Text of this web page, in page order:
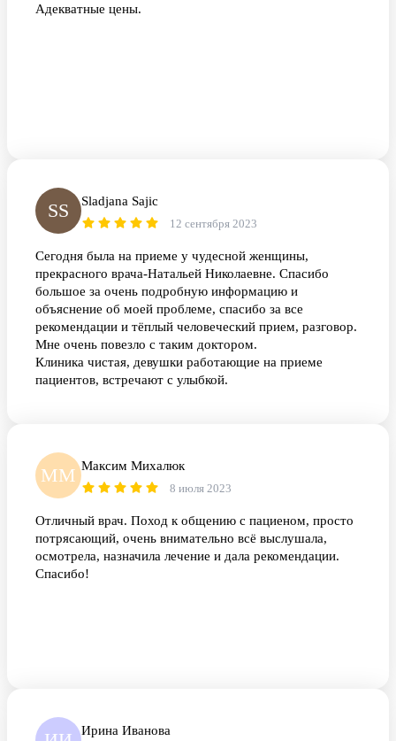
Адекватные цены.
SS Sladjana Sajic
12 сентября 2023
Сегодня была на приеме у чудесной женщины,
прекрасного врача-Натальей Николаевне. Спасибо
большое за очень подробную информацию и
объяснение об моей проблеме, спасибо за все
рекомендации и тёплый человеческий прием, разговор.
Мне очень повезло с таким доктором.
Клиника чистая, девушки работающие на приеме
пациентов, встречают с улыбкой.
ММ Максим Михалюк
8 июля 2023
Отличный врач. Поход к общению с пациеном, просто
потрясающий, очень внимательно всё выслушала,
осмотрела, назначила лечение и дала рекомендации.
Спасибо!
Ирина Иванова